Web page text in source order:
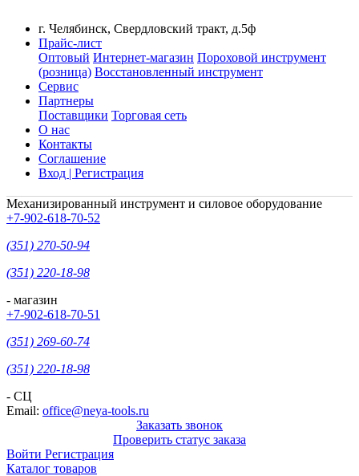
г. Челябинск, Свердловский тракт, д.5ф
Прайс-лист
Оптовый Интернет-магазин Пороховой инструмент
(розница) Восстановленный инструмент
Сервис
Партнеры
Поставщики Торговая сеть
О нас
Контакты
Соглашение
Вход | Регистрация
Механизированный инструмент и силовое оборудование
+7-902-618-70-52
(351) 270-50-94
(351) 220-18-98
- магазин
+7-902-618-70-51
(351) 269-60-74
(351) 220-18-98
- СЦ
Email: office@neya-tools.ru
Заказать звонок
Проверить статус заказа
Войти Регистрация
Каталог товаров